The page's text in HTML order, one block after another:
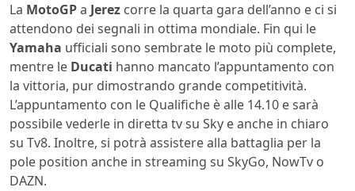
La MotoGPa Jerez corre la quarta gara dell’anno e ci si
attendono dei segnali in ottima mondiale. Fin qui le
Yamaha ufficiali sono sembrate le moto più complete,
mentre le Ducati hanno mancato l’appuntamento con
la vittoria, pur dimostrando grande competitività.
L’appuntamento con le Qualifiche è alle 14.10 e sarà
possibile vederle in diretta tv su Sky e anche in chiaro
su Tv8. Inoltre, si potrà assistere alla battaglia per la
pole position anche in streaming su SkyGo, NowTv o
DAZN.